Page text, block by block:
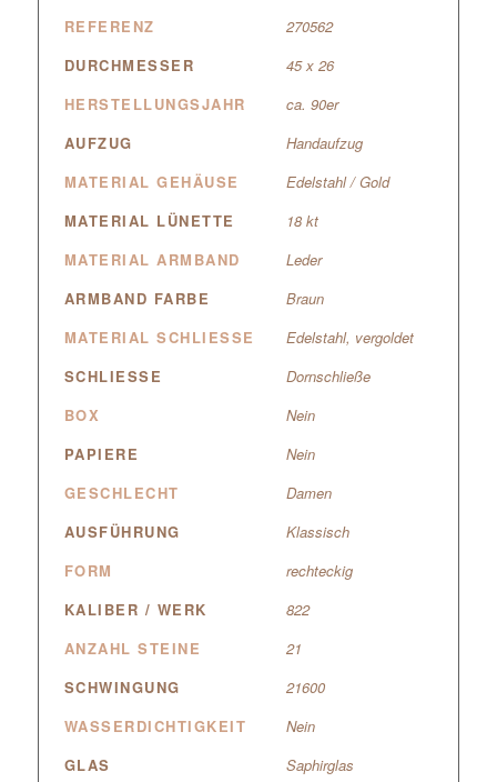
REFERENZ
270562
DURCHMESSER
45 x 26
HERSTELLUNGSJAHR
ca. 90er
AUFZUG
Handaufzug
MATERIAL GEHÄUSE
Edelstahl / Gold
MATERIAL LÜNETTE
18 kt
MATERIAL ARMBAND
Leder
ARMBAND FARBE
Braun
MATERIAL SCHLIESSE
Edelstahl, vergoldet
SCHLIESSE
Dornschließe
BOX
Nein
PAPIERE
Nein
GESCHLECHT
Damen
AUSFÜHRUNG
Klassisch
FORM
rechteckig
KALIBER / WERK
822
ANZAHL STEINE
21
SCHWINGUNG
21600
WASSERDICHTIGKEIT
Nein
GLAS
Saphirglas